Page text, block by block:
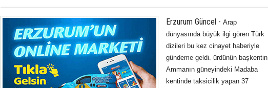
Erzurum Güncel - Arap
dünyasında büyük ilgi gören Türk
dizileri bu kez cinayet haberiyle
gündeme geldi. ürdünün başkentin
Ammanın güneyindeki Madaba
kentinde taksicilik yapan 37